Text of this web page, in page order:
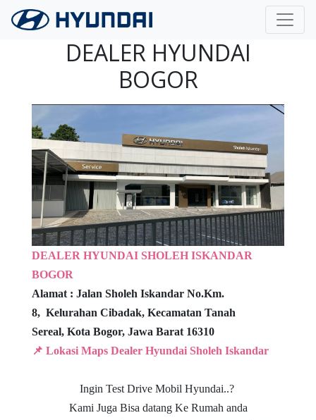
Langsung ke konten utama
DEALER HYUNDAI
BOGOR
DEALER HYUNDAI SHOLEH ISKANDAR
BOGOR
Alamat : Jalan Sholeh Iskandar No.Km.
8, Kelurahan Cibadak, Kecamatan Tanah
Sereal, Kota Bogor, Jawa Barat 16310
📌 Lokasi Maps Dealer Hyundai Sholeh Iskandar
Ingin Test Drive Mobil Hyundai..?
Kami Juga Bisa datang Ke Rumah anda